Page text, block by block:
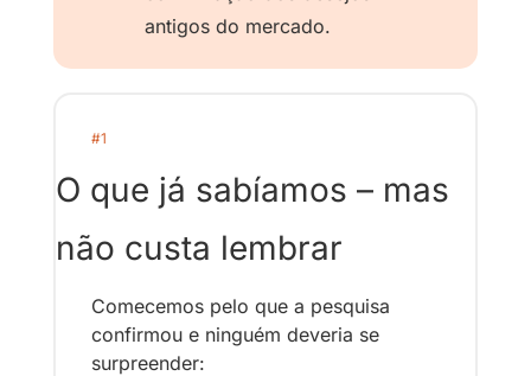
antigos do mercado.
#1
O que já sabíamos – mas
não custa lembrar
Comecemos pelo que a pesquisa
confirmou e ninguém deveria se
surpreender: